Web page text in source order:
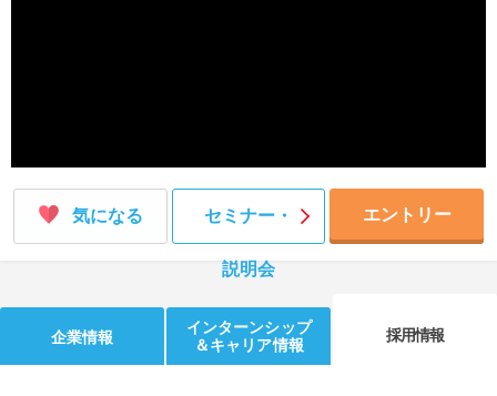
気になる セミナー・
説明会
エントリー
企業情報
インターンシップ
＆キャリア情報
採用情報